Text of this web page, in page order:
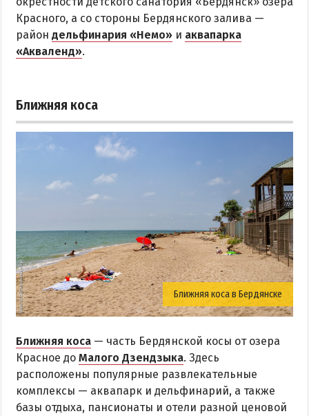
Красного, а со стороны Бердянского залива —
район дельфинария «Немо» и аквапарка
«Акваленд».
Ближняя коса
Ближняя коса в Бердянске
Ближняя коса — часть Бердянской косы от озера
Красное до Малого Дзендзыка. Здесь
расположены популярные развлекательные
комплексы — аквапарк и дельфинарий, а также
базы отдыха, пансионаты и отели разной ценовой